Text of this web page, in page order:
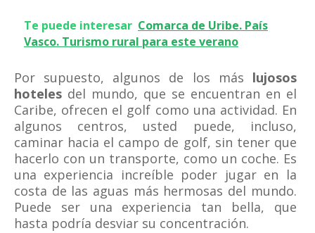
Te puede interesar Comarca de Uribe. País
Vasco. Turismo rural para este verano
Por supuesto, algunos de los más lujosos
hoteles del mundo, que se encuentran en el
Caribe, ofrecen el golf como una actividad. En
algunos centros, usted puede, incluso,
caminar hacia el campo de golf, sin tener que
hacerlo con un transporte, como un coche. Es
una experiencia increíble poder jugar en la
costa de las aguas más hermosas del mundo.
Puede ser una experiencia tan bella, que
hasta podría desviar su concentración.